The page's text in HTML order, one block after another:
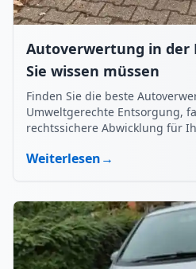
Autoverwertung in der
Sie wissen müssen
Finden Sie die beste
Umweltgerechte Entsorgung,
rechtssichere Abwicklung für
Weiterlesen→